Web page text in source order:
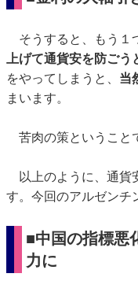
そうすると、もう１
上げて通貨安を防ごう
をやってしまうと、 当
まいます。
苦肉の策ということ
以上のように、通貨
す。今回のアルゼンチ
■中国の指標悪
力に